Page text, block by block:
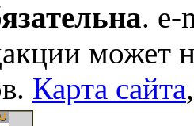
. e-
может
Карта сайта